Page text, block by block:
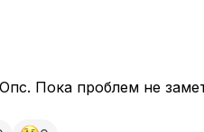
Пока проблем не